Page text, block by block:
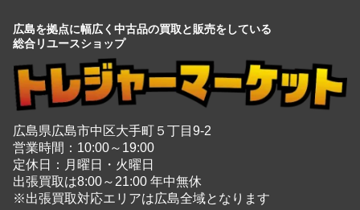
広島を拠点に幅広く中古品の買取と販売をしている
総合リユースショップ
広島県広島市中区大手町５丁目9-2
営業時間：10:00～19:00
定休日：月曜日・火曜日
出張買取は8:00～21:00 年中無休
※出張買取対応エリアは広島全域となります